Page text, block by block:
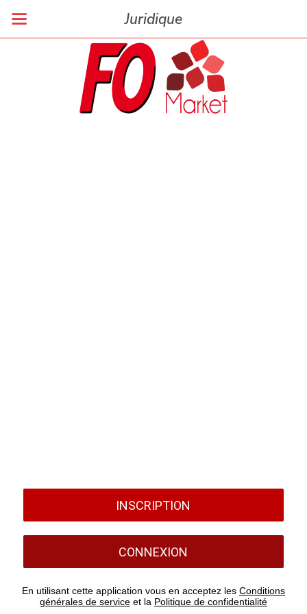
Juridique
INSCRIPTION
CONNEXION
En utilisant cette application vous en acceptez les Conditions
générales de service et la Politique de confidentialité